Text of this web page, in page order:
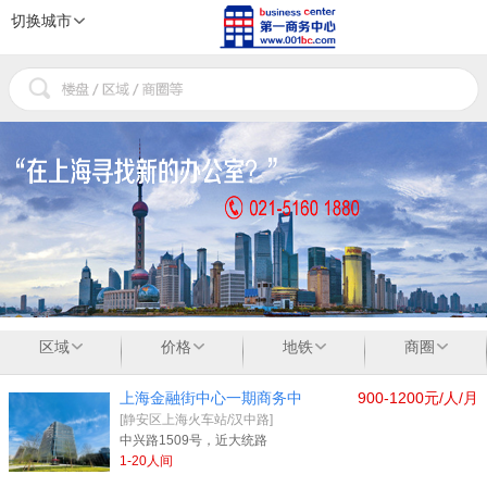
切换城市
区域 价格 地铁 商圈
900-1200元/人/月
上海金融街中心一期商务中
[静安区上海火车站/汉中路]
中兴路1509号，近大统路
1-20人间